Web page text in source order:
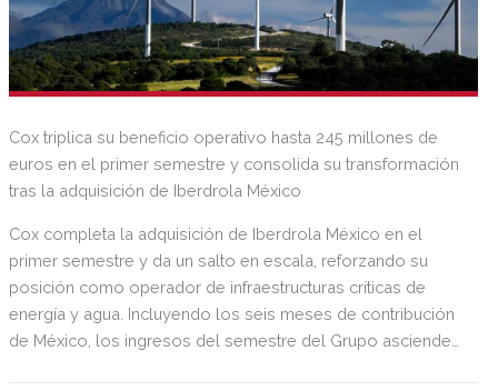
Cox triplica su beneficio operativo hasta 245 millones de
euros en el primer semestre y consolida su transformación
tras la adquisición de Iberdrola México
Cox completa la adquisición de Iberdrola México en el
primer semestre y da un salto en escala, reforzando su
posición como operador de infraestructuras críticas de
energía y agua. Incluyendo los seis meses de contribución
de México, los ingresos del semestre del Grupo ascienden